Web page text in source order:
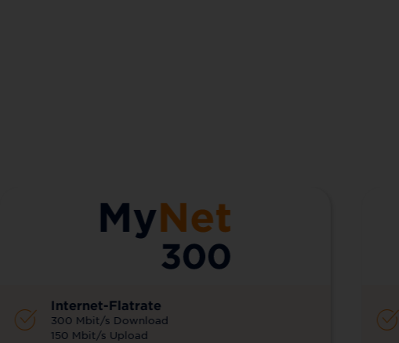
Internet-Flatrate
300 Mbit/s Download
150 Mbit/s Upload